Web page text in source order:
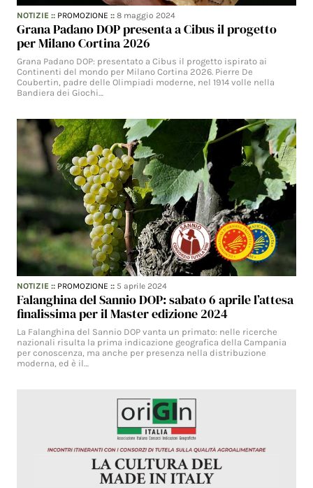
NOTIZIE :: PROMOZIONE ::8 maggio 2024
Grana Padano DOP presenta a Cibus il progetto
per Milano Cortina 2026
Grana Padano DOP: presentato a Cibus il progetto ispirato ai
Continenti del mondo per Milano Cortina 2026. Pierre De
Coubertin, padre delle Olimpiadi moderne, nel 1914 volle nella
Bandiera dei Giochi…
NOTIZIE :: PROMOZIONE :: 5 aprile 2024
Falanghina del Sannio DOP: sabato 6 aprile l’attesa
finalissima per il Master edizione 2024
La Falanghina del Sannio DOP vanta un primato: nelle ricerche
nazionali risulta la prima indicazione geografica della Campania
per conoscenza, ma anche per presenza nella distribuzione
moderna, ed è il…